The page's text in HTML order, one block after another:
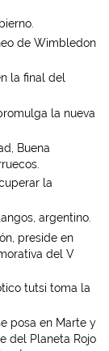
de Wimbledon
la final del
la nueva
Buena
la
argentino.
preside en
del V
tutsi toma la
posa en Marte y
del Planeta Rojo